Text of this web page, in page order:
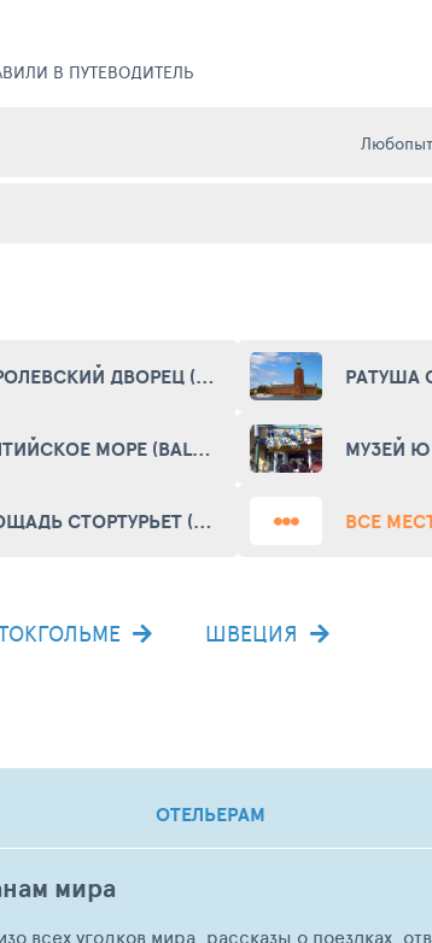
В ПУТЕВОДИТЕЛЬ
КОРОЛЕВСКИЙ ДВОРЕЦ (KUNGLIGA SLOTTET)
БАЛТИЙСКОЕ МОРЕ (BALTIC SEA)
ПЛОЩАДЬ СТОРТУРЬЕТ (STORTORGET) ВСЕ
ШВЕЦИЯ
ОТЕЛЬЕРАМ
мира
всех уголков мира, рассказы о